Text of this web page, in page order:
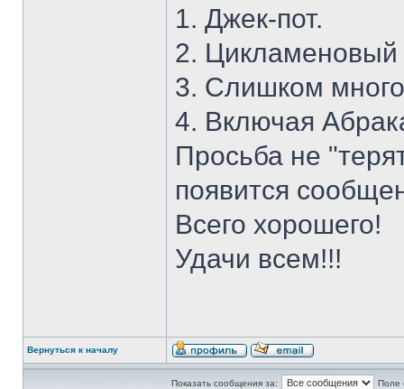
1. Джек-пот.
2. Цикламеновый
3. Слишком
4. Включая
Просьба не
появится
Всего хорошего!
Удачи всем!!!
Вернуться к началу
Показать сообщения за: Поле